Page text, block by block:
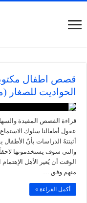
الحواديت للصغار
قراءة القصص المفيدة
عقول أطفالنا سلوك
أثبتتهُ الدراسات بأنّ
والتي سوف يستخدمونها
الوقت أن يُعير الأهل
منهم وفق …
أكمل القراءة »